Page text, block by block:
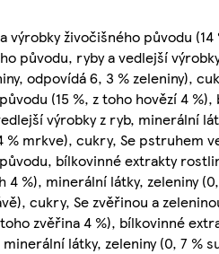
výrobky živočišného původu
původu, ryby a vedlejší
odpovídá 6, 3 % zeleniny),
(15 %, z toho hovězí 4
výrobky z ryb, minerální
mrkve), cukry, Se pstruhem
bílkovinné extrakty
%), minerální látky, zeleniny
cukry, Se zvěřinou a
zvěřina 4 %), bílkovinné
látky, zeleniny (0, 7 %